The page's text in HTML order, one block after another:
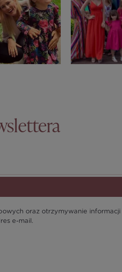
oraz otrzymywanie informacji
e-mail.